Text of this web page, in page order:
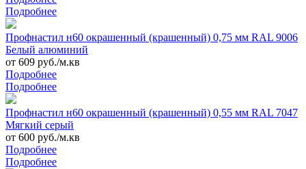
Подробнее
Профнастил н60 окрашенный (крашенный) 0,75 мм RAL 9006
Белый алюминий
от 609 руб./м.кв
Подробнее
Подробнее
Профнастил н60 окрашенный (крашенный) 0,55 мм RAL 7047
Мягкий серый
от 600 руб./м.кв
Подробнее
Подробнее